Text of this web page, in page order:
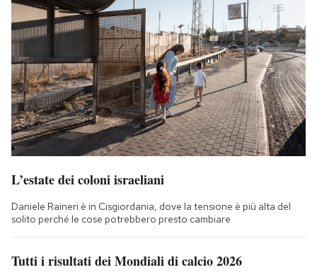
L’estate dei coloni israeliani
Daniele Raineri è in Cisgiordania, dove la tensione è più alta del
solito perché le cose potrebbero presto cambiare
Tutti i risultati dei Mondiali di calcio 2026